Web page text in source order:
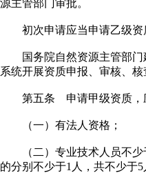
源主管部门审批。
初次申请应当申请乙级资
国务院自然资源主管部门
系统开展资质申报、审核、
第五条 申请甲级资质，应
（一）有法人资格；
（二）专业技术人员不少
的分别不少于1人，共不少于